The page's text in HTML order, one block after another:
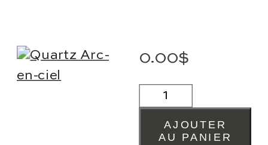
0.00$
QUARTZ
ARC-
CIEL
AJOUTER
AU PANIER